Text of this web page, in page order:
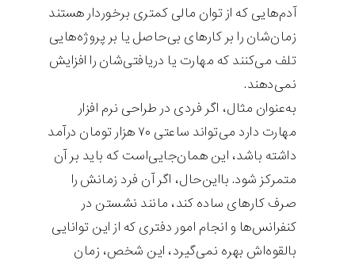
آدم‌هایی که از توان مالی کمتری برخوردار هستند
زمان‌شان را بر کارهای بی‌حاصل یا بر پروژه‌هایی
تلف می‌کنند که مهارت یا دریافتی‌شان را افزایش
نمی‌دهند.
به‌عنوان مثال، اگر فردی در طراحی نرم افزار
مهارت دارد می‌تواند ساعتی ۷۰ هزار تومان درآمد
داشته باشد، این همان‌جایی‌است که باید بر آن
متمرکز شود. بااین‌حال، اگر آن فرد زمانش را
صرف کارهای ساده کند، مانند نشستن در
کنفرانس‌ها و انجام امور دفتری که از این توانایی
بالقوه‌اش بهره نمی‌گیرد، این شخص، زمان